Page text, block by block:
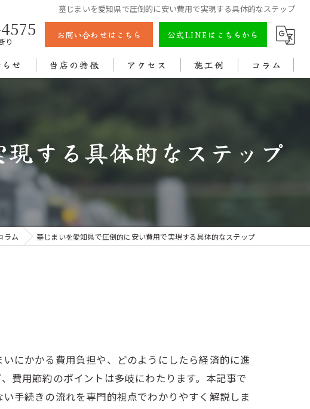
墓じまいを愛知県で圧倒的に安い費用で実現する具体的なステップ
り
お問い合わせはこちら 公式LINEはこちらから
せ 当店の特徴
法名
色入れ
アクセス 施工例 コラム
する具体的なステップ
ラム 墓じまいを愛知県で圧倒的に安い費用で実現する具体的なステップ
にかかる費用負担や、どのようにしたら経済的に進
費用節約のポイントは多岐にわたります。本記事で
手続きの流れを専門的視点でわかりやすく解説しま